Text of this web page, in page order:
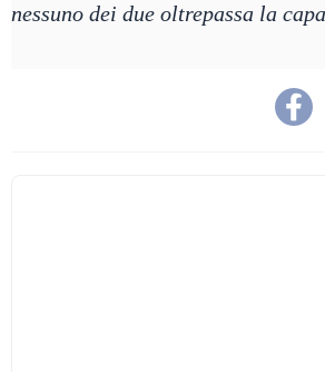
nessuno dei due oltrepassa la